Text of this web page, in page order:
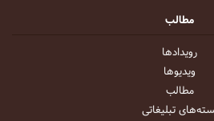
مطالب
رویداد‌ها
ویدیو‌ها
مطالب
تبلیغاتی